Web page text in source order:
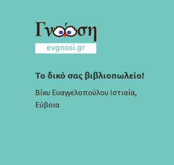
Το δικό σας βιβλιοπωλείο!
Βίκυ Ευαγγελοπούλου Ιστιαία,
Εύβοια